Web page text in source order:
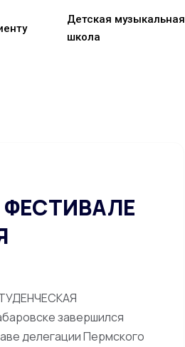
Детская музыкальная
школа
завершился
делегации Пермского